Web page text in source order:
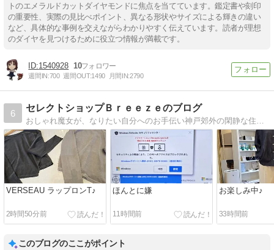
トのエメラルドカットダイヤモンドに焦点を当てています。鑑定書や刻印
の重要性、実際の見比べポイント、異なる形状やサイズによる輝きの違い
など、具体的な事例を交えながらわかりやすく伝えています。読者が理想
のダイヤを見つけるために役立つ情報が満載です。
1540928 10
週間IN:700 週間OUT:1490 月間IN:2790
6
セレクトショップＢｒｅｅｚｅのブログ
VERSEAU ラップロンT♪
2時間50分前
ほんとに嫌
11時間前
お楽しみ中♪
33時間前
このブログのここがポイント